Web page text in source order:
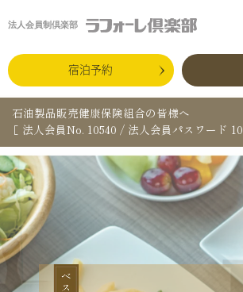
法人会員制倶楽部
宿泊予約
石油製品販売健康保険組合の皆様へ
［ 法人会員No. 10540 / 法人会員パスワード